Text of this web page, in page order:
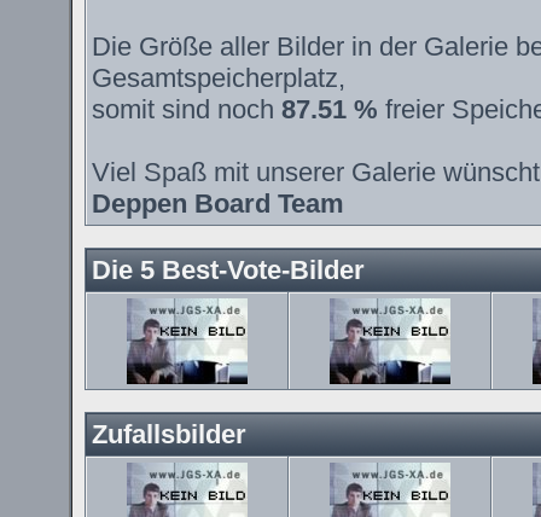
Die Größe aller Bilder in der Galerie
Gesamtspeicherplatz,
somit sind noch 87.51 % freier
Viel Spaß mit unserer Galerie
Deppen Board Team
Die 5 Best-Vote-Bilder
Zufallsbilder